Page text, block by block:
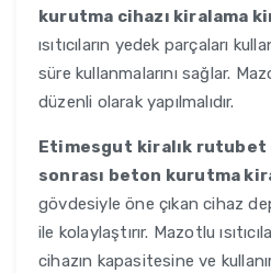
kurutma cihazı kiralama
ısıtıcıların yedek parçaları
süre kullanmalarını sağlar.
düzenli olarak yapılmalıdır.
Etimesgut kiralık rutubet
sonrası beton kurutma
gövdesiyle öne çıkan cihaz
ile kolaylaştırır. Mazotlu
cihazın kapasitesine ve